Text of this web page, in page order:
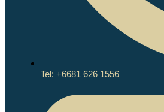
Tel: +6681 626 1556